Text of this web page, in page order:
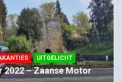
UITGELICHT
2022 – Zaanse Motor